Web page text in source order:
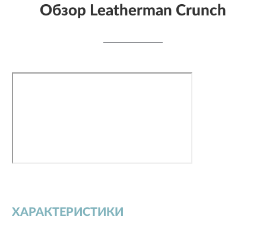
Обзор Leatherman Crunch
ХАРАКТЕРИСТИКИ